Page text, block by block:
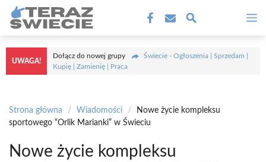
Przejdź
treści
UWAGA!
Dołącz do nowej grupy
Świecie - Ogłoszenia | Sprzedam |
Kupię | Zamienię | Praca
Strona główna / Wiadomości /
Nowe życie kompleksu
sportowego “Orlik Marianki” w Świeciu
Nowe życie kompleksu